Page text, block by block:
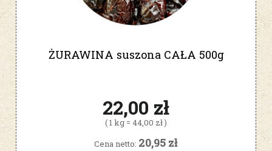
ŻURAWINA suszona CAŁA 500g
22,00 zł
( 1 kg = 44,00 zł )
Cena netto: 20,95 zł